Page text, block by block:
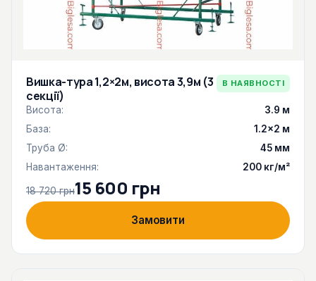
Вишка-тура 1,2×2м, висота 3,9м (3
секції)
В НАЯВНОСТІ
Висота:
3.9 м
База:
1.2×2 м
Труба Ø:
45 мм
Навантаження:
200 кг/м²
18 720 грн15 600 грн
Замовити